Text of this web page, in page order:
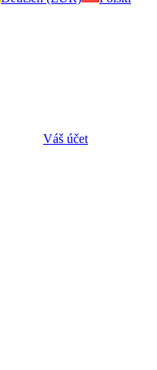
Váš účet